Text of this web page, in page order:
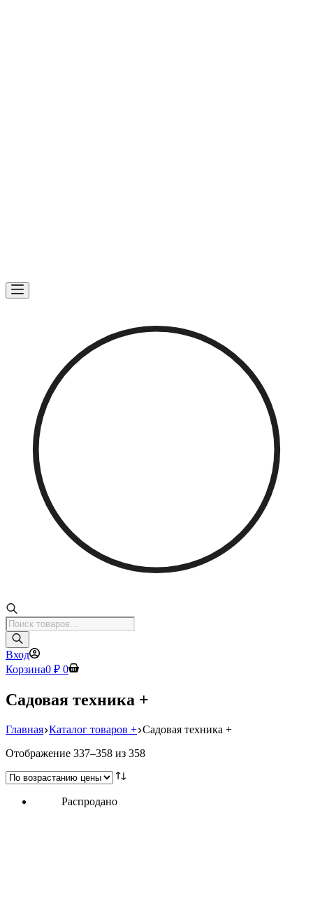
Поиск
товаров
Вход
Корзина0 ₽ 0
Садовая техника +
Главная Каталог товаров + Садовая техника +
Отображение 337–358 из 358Цены:
Распродано